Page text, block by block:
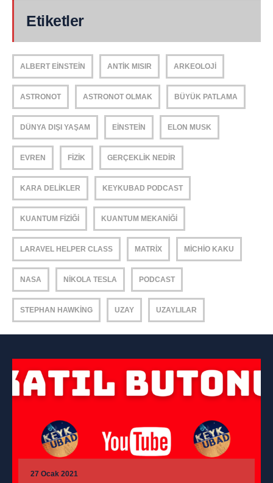
Etiketler
ALBERT EINSTEIN ANTIK MISIR ARKEOLOJI
ASTRONOT ASTRONOT OLMAK BÜYÜK PATLAMA
DÜNYA DIŞI YAŞAM EINSTEIN ELON MUSK
EVREN FIZIK GERÇEKLIK NEDIR
KARA DELIKLER KEYKUBAD PODCAST
KUANTUM FIZIĞI KUANTUM MEKANIĞI
LARAVEL HELPER CLASS MATRIX MICHIO KAKU
NASA NIKOLA TESLA PODCAST
STEPHAN HAWKING UZAY UZAYLILAR
27 Ocak 2021